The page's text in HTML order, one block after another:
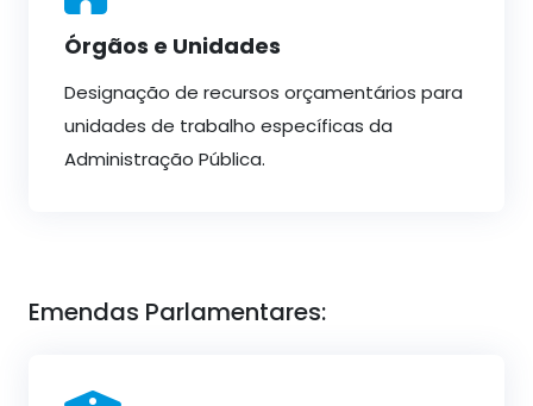
Órgãos e Unidades
Designação de recursos orçamentários para
unidades de trabalho específicas da
Administração Pública.
Emendas Parlamentares: